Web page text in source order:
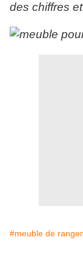
des chiffres
#meuble de